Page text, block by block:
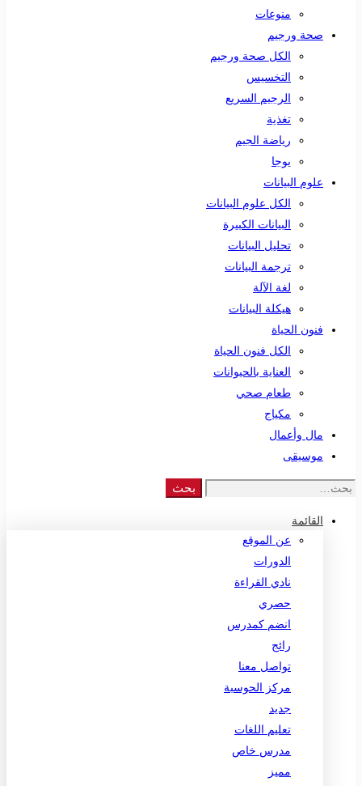
منوعات
صحة ورجيم
الكل صحة ورجيم
التخسيس
الرجيم السريع
تغذية
رياضة الجيم
يوجا
علوم البيانات
الكل علوم البيانات
البيانات الكبيرة
تحليل البيانات
ترجمة البيانات
لغة الآلة
هيكلة البيانات
فنون الحياة
الكل فنون الحياة
العناية بالحيوانات
طعام صحي
مكياج
مال وأعمال
موسيقى
Search
بحث
القائمة
عن الموقع
الدورات
نادي القراءة
حصري
انضم كمدرس
رائج
تواصل معنا
مركز الحوسبة
جديد
تعليم اللغات
مدرس خاص
مميز